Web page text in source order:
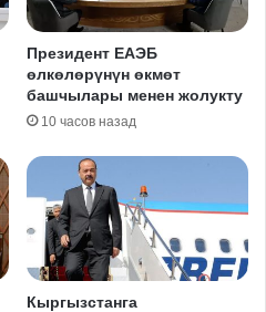
Президент ЕАЭБ
өлкөлөрүнүн өкмөт
башчылары менен жолукту
10 часов назад
Кыргызстанга